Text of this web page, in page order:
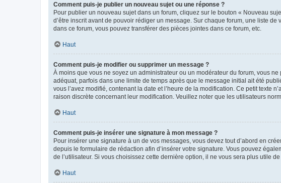
Comment puis-je publier un nouveau sujet ou une réponse ?
Pour publier un nouveau sujet dans un forum, cliquez sur le bouton « Nouveau
d’être inscrit avant de pouvoir rédiger un message. Sur chaque forum, une liste
dans ce forum, vous pouvez transférer des pièces jointes dans ce forum, etc.
Haut
Comment puis-je modifier ou supprimer un message ?
À moins que vous ne soyez un administrateur ou un modérateur du forum, vous
adéquat, parfois dans une limite de temps après que le message initial ait été
vous l’avez modifié, contenant la date et l’heure de la modification. Ce petit texte
raison discrète concernant leur modification. Veuillez noter que les utilisateurs
Haut
Comment puis-je insérer une signature à mon message ?
Pour insérer une signature à un de vos messages, vous devez tout d’abord en
depuis le formulaire de rédaction afin d’insérer votre signature. Vous pouvez
de l’utilisateur. Si vous choisissez cette dernière option, il ne vous sera plus utile
Haut